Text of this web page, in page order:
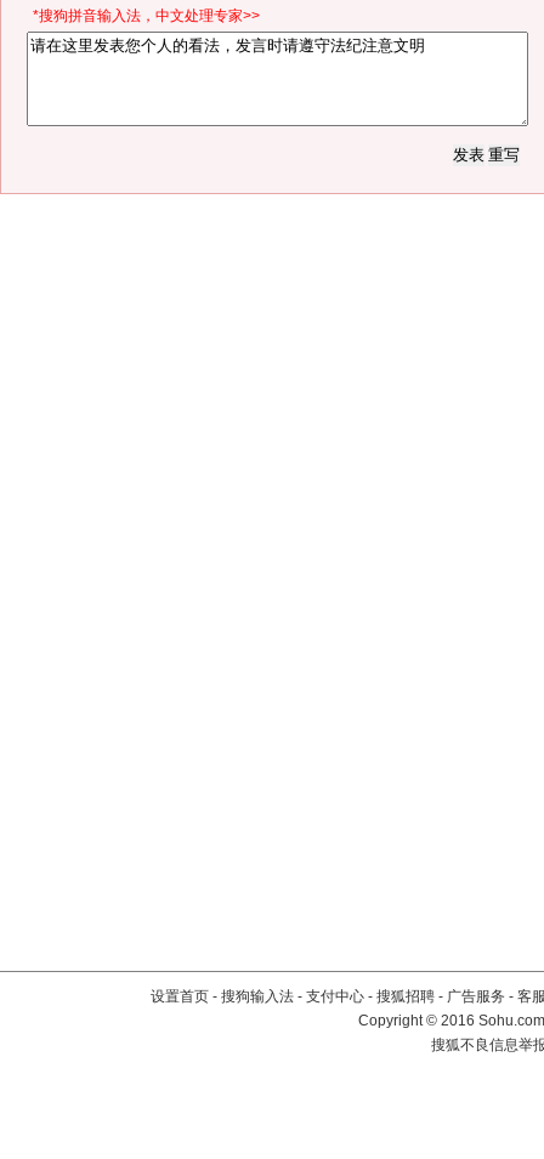
*搜狗拼音输入法，中文处理专家>>
设置首页 - 搜狗输入法 - 支付中心 - 搜狐招聘 - 广告服务 - 客
Copyright©2016
搜狐不良信息举